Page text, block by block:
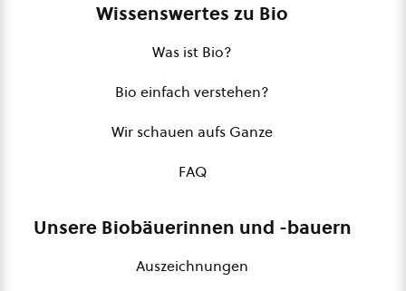
Wissenswertes zu Bio
Was ist Bio?
Bio einfach verstehen?
Wir schauen aufs Ganze
FAQ
Unsere Biobäuerinnen und -bauern
Auszeichnungen